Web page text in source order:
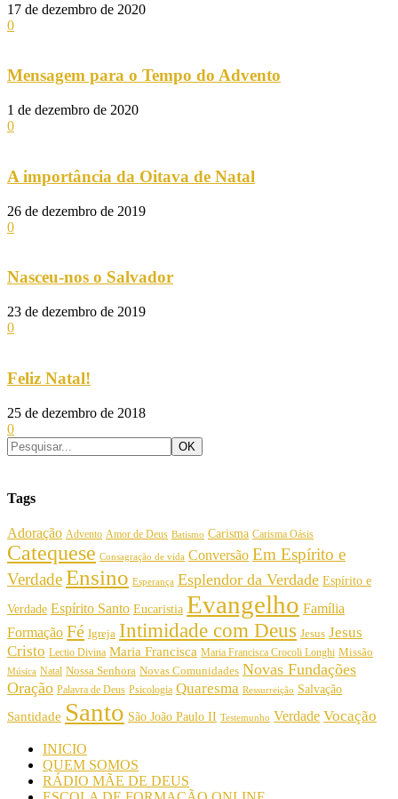
17 de dezembro de 2020
0
Mensagem para o Tempo do Advento
1 de dezembro de 2020
0
A importância da Oitava de Natal
26 de dezembro de 2019
0
Nasceu-nos o Salvador
23 de dezembro de 2019
0
Feliz Natal!
25 de dezembro de 2018
0
Tags
Adoração Advento Amor de Deus Batismo Carisma Carisma Oásis
Catequese Consagração de vida Conversão Em Espírito e
VerdadeEnsino Esperança Esplendor da Verdade Espírito e
Verdade Espírito Santo Eucaristia Evangelho Família
Formação Fé Igreja Intimidade com Deus Jesus Jesus
Cristo Lectio Divina Maria Francisca Maria Francisca Crocoli Longhi Missão
Música Natal Nossa Senhora Novas Comunidades Novas Fundações
Oração Palavra de Deus Psicologia Quaresma Ressurreição Salvação
Santidade Santo São João Paulo II Testemunho Verdade Vocação
INICIO
QUEM SOMOS
RÁDIO MÃE DE DEUS